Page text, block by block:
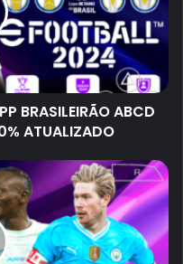
BRASILEIRÃO ABCD
ATUALIZADO